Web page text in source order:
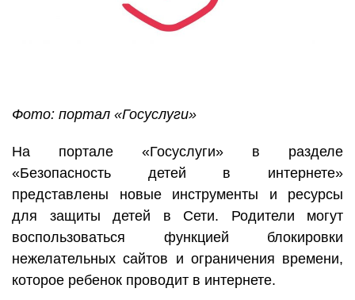
Фото: портал «Госуслуги»
На портале «Госуслуги» в разделе
«Безопасность детей в интернете»
представлены новые инструменты и ресурсы
для защиты детей в Сети. Родители могут
воспользоваться функцией блокировки
нежелательных сайтов и ограничения времени,
которое ребенок проводит в интернете.